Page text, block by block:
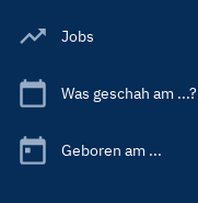
Jobs
Was geschah am ...?
Geboren am ...